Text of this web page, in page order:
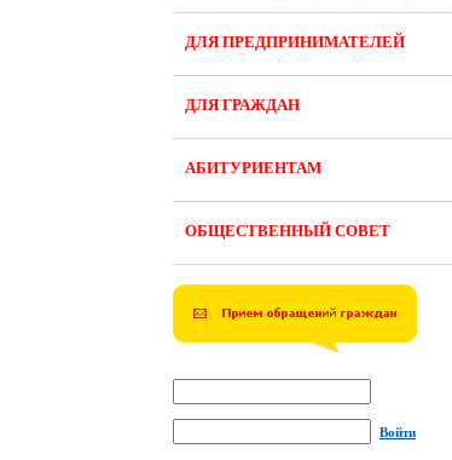
ДЛЯ ПРЕДПРИНИМАТЕЛЕЙ
ДЛЯ ГРАЖДАН
АБИТУРИЕНТАМ
ОБЩЕСТВЕННЫЙ СОВЕТ
Войти